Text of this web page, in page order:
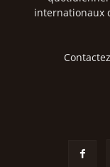
internationaux